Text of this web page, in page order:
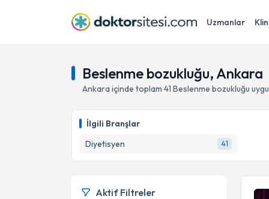
Uzmanlar
Beslenme bozukluğu, Ankara
Ankara içinde toplam 41 Beslenme bozukluğu
İlgili Branşlar
Diyetisyen
41
Aktif Filtreler